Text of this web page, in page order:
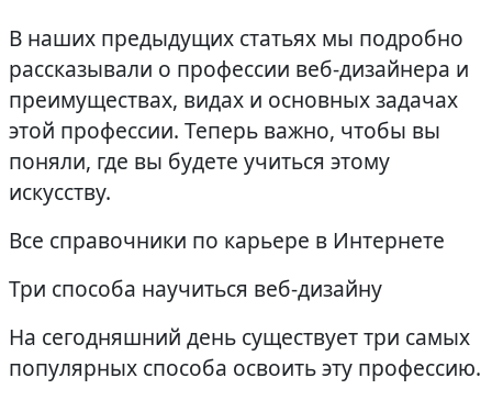
В наших предыдущих статьях мы подробно
рассказывали о профессии веб-дизайнера и
преимуществах, видах и основных задачах
этой профессии. Теперь важно, чтобы вы
поняли, где вы будете учиться этому
искусству.
Все справочники по карьере в Интернете
Три способа научиться веб-дизайну
На сегодняшний день существует три самых
популярных способа освоить эту профессию.